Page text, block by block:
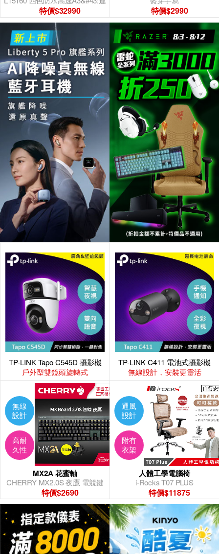
供複合機
特價$32990 特價$2990
TP-LINK Tapo C545D 攝影機
戶外型雙鏡頭旋轉式
TP-LINK C411 電池式攝影機
無線設計，安裝更靈活
無線
設計
高耐
久性
MX2A 花蜜軸
CHERRY MX2.0S 夜鷹 電競鍵
盤
特價$2690
通風
設計
附有
衣架
人體工學電腦椅
i-Rocks T07 PLUS
特價$11875